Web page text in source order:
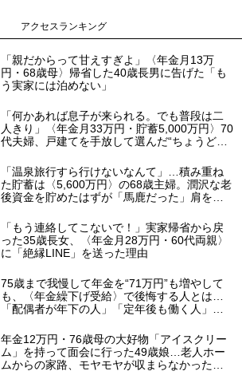
アクセスランキング
「親だからって甘えすぎよ」〈年金月13万
円・68歳母〉帰省した40歳長男に告げた「も
う実家には泊めない」
「何かあれば息子が来られる。でも普段は二
人きり」〈年金月33万円・貯蓄5,000万円〉70
代夫婦、戸建てを手放して選んだ“ちょうどい
「温泉旅行すら行けないなんて」…積み重ね
た貯蓄は〈5,600万円〉の68歳主婦。潤沢な老
後資金を貯めたはずが「馬鹿だった」肩を落
「もう連絡してこないで！」実家帰省から戻
った35歳長女、〈年金月28万円・60代両親〉
に「絶縁LINE」を送った理由
75歳まで我慢して年金を“71万円”も増やして
も、〈年金繰下げ受給〉で後悔する人とは…
「配偶者が年下の人」「定年後も働く人」
説】
年金12万円・76歳母の大好物「アイスクリー
ム」を持って面会に行った49歳娘…老人ホー
ムからの家路、モヤモヤが収まらなかったワ